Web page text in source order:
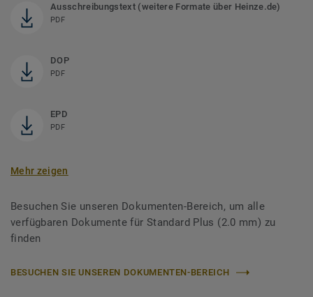
Ausschreibungstext (weitere Formate über Heinze.de)
PDF
DOP
PDF
EPD
PDF
Mehr zeigen
Besuchen Sie unseren Dokumenten-Bereich, um alle
verfügbaren Dokumente für Standard Plus (2.0 mm) zu
finden
BESUCHEN SIE UNSEREN DOKUMENTEN-BEREICH